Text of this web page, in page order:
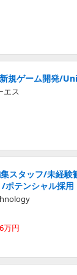
規ゲーム開発/
エス
スタッフ/未経
ポテンシャル採用
万円